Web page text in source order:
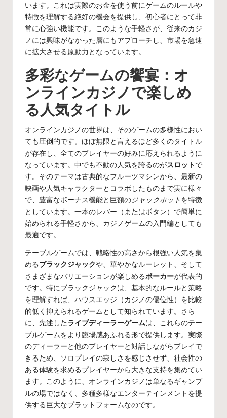
います。これは実際のお金を使う前にゲームのルールや
特徴を理解する絶好の機会を提供し、初心者にとって非
常に心強い機能です。このような手軽さが、従来のカジ
ノには興味がなかった層にもアプローチし、市場を急速
に拡大させる原動力となっています。
多彩なゲームの饗宴：オ
ンラインカジノで楽しめ
る人気タイトル
オンラインカジノの世界は、そのゲームの多様性におい
ても圧倒的です。ほぼ無限と言えるほど多くのタイトル
が存在し、全てのプレイヤーの好みに応えられるように
なっています。中でも不動の人気を誇るのがスロットで
す。そのテーマは古典的なフルーツマシンから、最新の
映画や人気キャラクターとコラボしたものまで実に様々
で、豊富なボーナス機能と巨額のジャックポット を特徴
としています。一本のレバー（またはボタン）で簡単に
始められる手軽さから、カジノゲームの入門編としても
最適です。
テーブルゲームでは、戦略性の高さから根強い人気を集
めるブラックジャックや、華やかなルーレット、そして
さまざまなバリエーションが楽しめるポーカーが代表的
です。特にブラックジャックは、基本的なルールと策略
を理解すれば、ハウスエッジ（カジノの優位性）を比較
的低く抑えられるゲームとして知られています。さら
に、先述したライブディーラーゲームは、これらのテー
ブルゲームをより臨場感あふれる形で提供します。実際
のディーラーと他のプレイヤーと対話しながらプレイで
きるため、ソロプレイの寂しさを感じさせず、社会性の
ある体験を求めるプレイヤーから大きな支持を集めてい
ます。このように、オンラインカジノは単なるギャンブ
ルの場ではなく、多種多様なエンターテインメントを提
供する巨大なプラットフォームなのです。